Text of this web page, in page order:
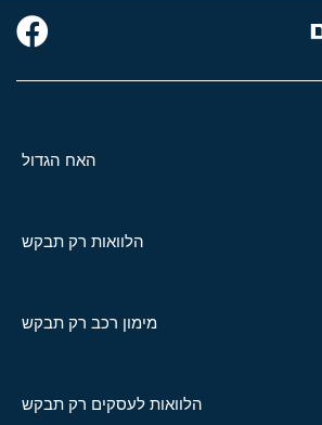
האח הגדול
הלוואות רק תבקש
מימון רכב רק תבקש
הלוואות לעסקים רק תבקש